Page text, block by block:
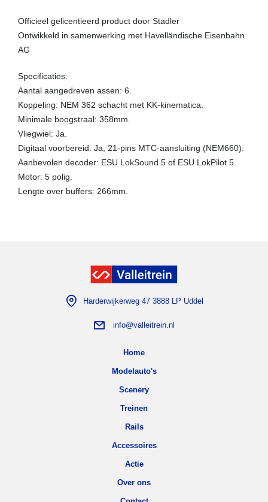
Officieel gelicentieerd product door Stadler
Ontwikkeld in samenwerking met Havelländische Eisenbahn
AG
Specificaties:
Aantal aangedreven assen: 6.
Koppeling: NEM 362 schacht met KK-kinematica.
Minimale boogstraal: 358mm.
Vliegwiel: Ja.
Digitaal voorbereid: Ja, 21-pins MTC-aansluiting (NEM660).
Aanbevolen decoder: ESU LokSound 5 of ESU LokPilot 5.
Motor: 5 polig.
Lengte over buffers: 266mm.
Harderwijkerweg 47 3888 LP Uddel
info@valleitrein.nl
Home
Modelauto's
Scenery
Treinen
Rails
Accessoires
Actie
Over ons